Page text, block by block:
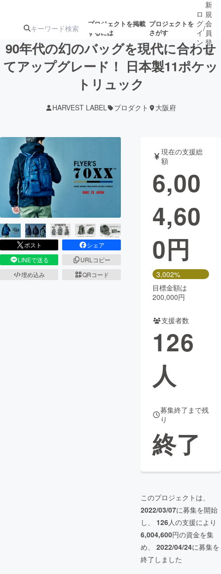
プロジェクトを掲載
するには
プロジェクトを
さがす
注目の新着プロ 募集終了が近いプ
テクノロジー・ガジェット
映像・映画 書籍・雑誌
ビジネス・起業 チャレンジ
まちづくり・地域活性化
CAMPFIRE for Social Good
CAMPFIRE Creation
コミュニティ
ロ
グ
イ
ン
/
新
規
会
員
登
録
90年代の幻のバッグを現代に合わせ
てアップグレード！ 日本製11ポケッ
トリュック
HARVEST LABEL プロダクト 大阪府
ポスト
シェア
LINEで送る
URLコピー
埋め込み
QRコード
現在の支援総
額
6,00
4,60
0円
3,002%
目標金額は
200,000円
支援者数
126
人
募集終了まで残
り
終了
このプロジェクトは、
2022/03/07に募集を開始
し、 126人の支援により
6,004,600円の資金を集
め、 2022/04/24に募集を
終了しました